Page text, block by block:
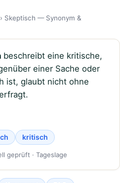
› Skeptisch — Synonym &
beschreibt eine kritische,
einer Sache oder
ist, glaubt nicht ohne
kritisch
geprüft · Tageslage